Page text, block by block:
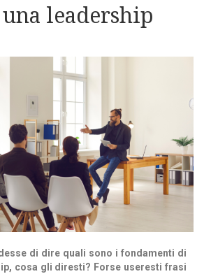
leadership
di dire quali sono i fondamenti di
cosa gli diresti? Forse useresti frasi